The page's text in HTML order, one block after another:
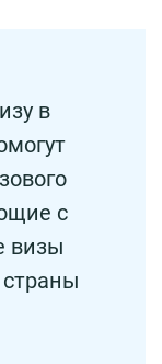
в
с
визы